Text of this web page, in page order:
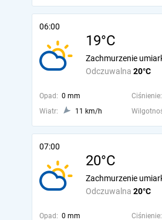
06:00
19°C
Odczuwalna 20°C
Zachmurzenie
Opad: 0 mm Ciśnienie:
Wiatr:
11 km/h
07:00
20°C
Odczuwalna 20°C
Zachmurzenie
Opad: 0 mm Ciśnienie: